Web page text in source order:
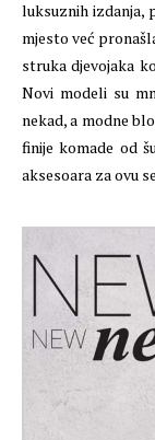
luksuznih izdanja,
mjesto već
struka djevojaka
Novi modeli su
nekad, a modne
finije komade od
aksesoara za ovu